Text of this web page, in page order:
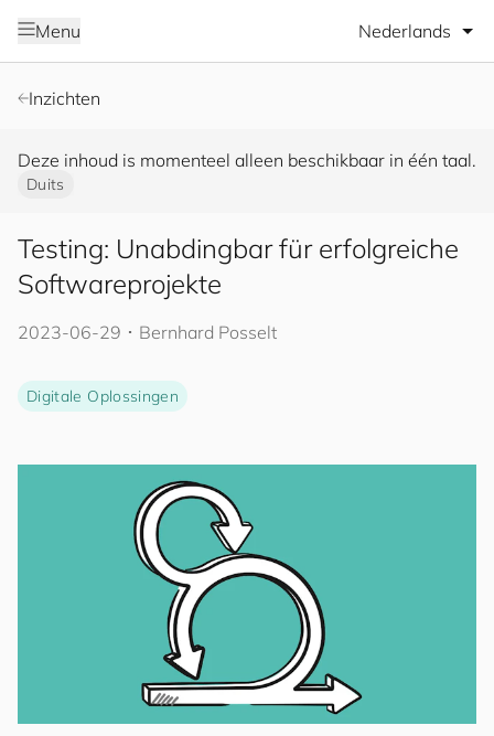
Menu Selecteer taal
Inzichten
Deze inhoud is momenteel alleen beschikbaar in één taal.
Duits
Testing: Unabdingbar für erfolgreiche
Softwareprojekte
2023-06-29 ･ Bernhard Posselt
Digitale Oplossingen